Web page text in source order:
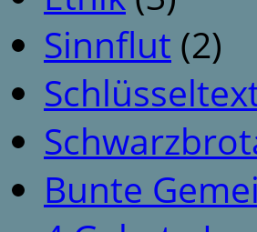
Sinnflut (2)
Bunte